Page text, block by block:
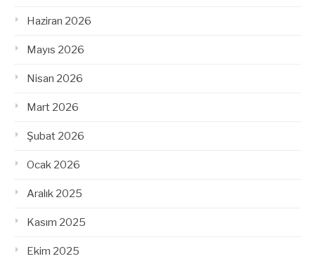
Haziran 2026
Mayıs 2026
Nisan 2026
Mart 2026
Şubat 2026
Ocak 2026
Aralık 2025
Kasım 2025
Ekim 2025